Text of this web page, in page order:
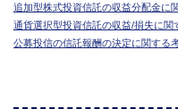
追加型株式投資信託の収益分配金に
通貨選択型投資信託の収益/損失に関
公募投信の信託報酬の決定に関する